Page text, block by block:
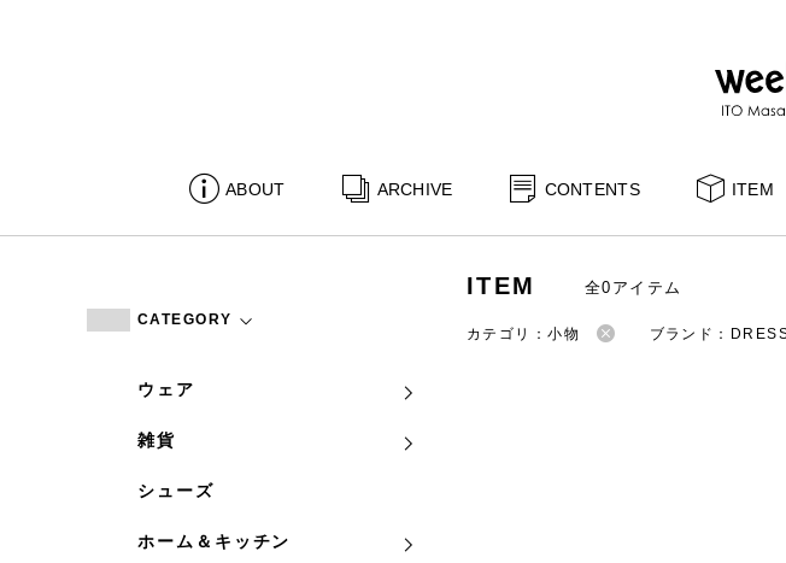
ABOUT ARCHIVE CONTENTS ITEM
CATEGORY
ウェア
雑貨
シューズ
ホーム＆キッチン
ITEM 全0アイテム
カテゴリ：小物 ブランド：